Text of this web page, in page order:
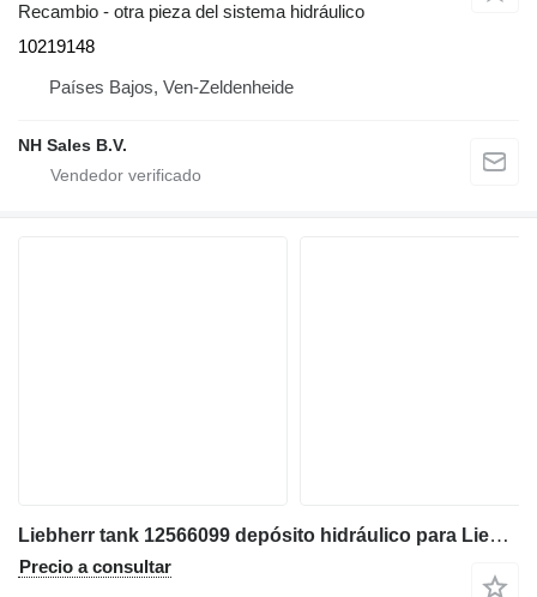
Recambio - otra pieza del sistema hidráulico
10219148
Países Bajos, Ven-Zeldenheide
NH Sales B.V.
Liebherr tank 12566099 depósito hidráulico para Liebherr A918, A920, LH22 C, LH22 M, LH 24M, LH26 EC, LH26 EM, LH26 M excavadora
Precio a consultar